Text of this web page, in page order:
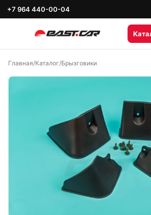
+7 964 440-00-04
Главная/Каталог/Брызговики